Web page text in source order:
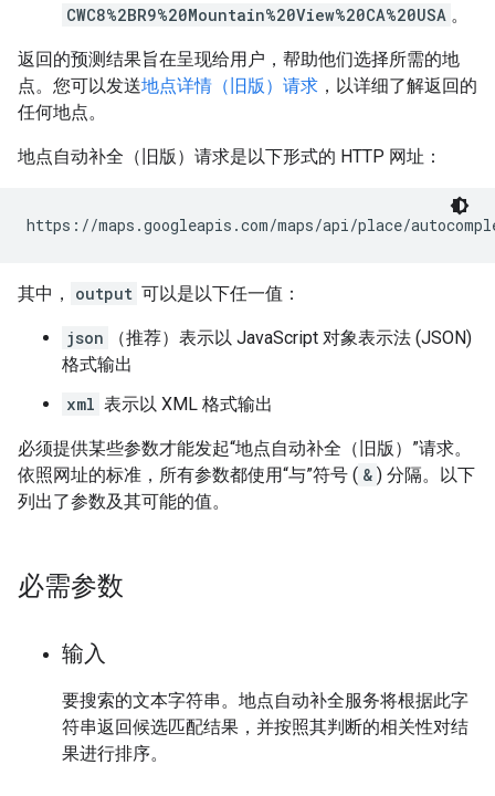
CWC8%2BR9%20Mountain%20View%20CA%20USA 。
返回的预测结果旨在呈现给用户，帮助他们选择所需的地
点。您可以发送地点详情（旧版）请求 ，以详细了解返回的
任何地点。
地点自动补全（旧版）请求是以下形式的 HTTP 网址：
https://maps.googleapis.com/maps/api/place/
其中， output 可以是以下任一值：
json
（推荐）表示以 JavaScript 对象表示法 (JSON)
格式输出
xml 表示以 XML 格式输出
必须提供某些参数才能发起“地点自动补全（旧版）”请求。
依照网址的标准，所有参数都使用“与”符号 ( & ) 分隔。以下
列出了参数及其可能的值。
必需参数
输入
要搜索的文本字符串。地点自动补全服务将根据此字
符串返回候选匹配结果，并按照其判断的相关性对结
果进行排序。